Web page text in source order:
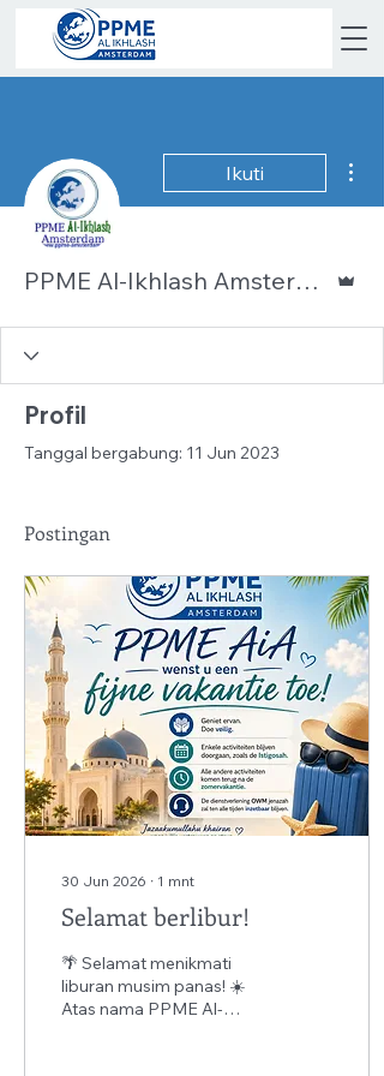
Ikuti
PPME Al-Ikhlash Amsterdam
Profil
Tanggal bergabung: 11 Jun 2023
Postingan
30 Jun 2026 ∙ 1 mnt
Selamat berlibur!
🌴 Selamat menikmati
liburan musim panas! ☀️
Atas nama PPME Al-